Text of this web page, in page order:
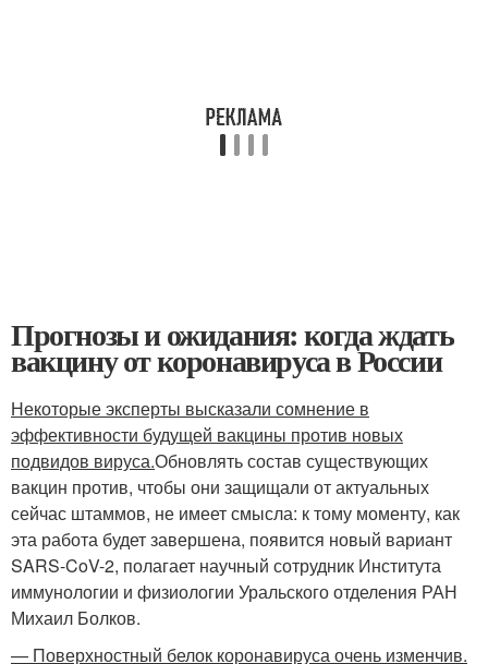
Прогнозы и ожидания: когда ждать
вакцину от коронавируса в России
Некоторые эксперты высказали сомнение в
эффективности будущей вакцины против новых
подвидов вируса.Обновлять состав существующих
вакцин против, чтобы они защищали от актуальных
сейчас штаммов, не имеет смысла: к тому моменту, как
эта работа будет завершена, появится новый вариант
SARS-CoV-2, полагает научный сотрудник Института
иммунологии и физиологии Уральского отделения РАН
Михаил Болков.
— Поверхностный белок коронавируса очень изменчив.